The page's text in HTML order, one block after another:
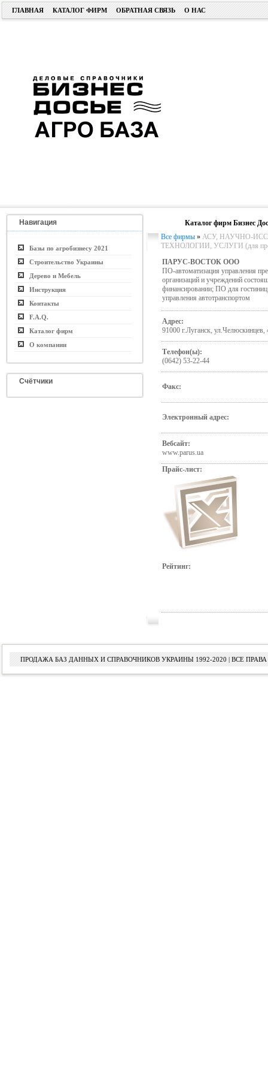
ГЛАВНАЯ КАТАЛОГ ФИРМ ОБРАТНАЯ СВЯЗЬ О НАС
Навигация
Базы по агробизнесу 2021
Строительство Украины
Дерево и Мебель
Инструкция
Контакты
F.A.Q.
Каталог фирм
О компании
Счётчики
Каталог фирм Бизнес
Все фирмы » АСУ, НАУЧНО-
ТЕХНОЛОГИИ, УСЛУГИ (для
ПАРУС-ВОСТОК ООО
ПО-автоматизация управления
организаций и учреждений
финансировании; ПО для
управления автотранспортом
Адрес:
91000 г.Луганск,
Телефон(ы):
(0642) 53-22-44
Факс:
Электронный адрес:
Вебсайт:
www.parus.ua
Прайс-лист:
Рейтинг:
ПРОДАЖА БАЗ ДАННЫХ И СПРАВОЧНИКОВ УКРАИНЫ 1992-2020 | ВСЕ